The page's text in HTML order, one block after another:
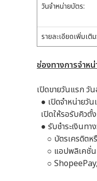
วันจำหน่ายบัตร:
รายละเอียดเพิ่มเติม:
ช่องทางการจำห
เปิดขายวันแรก วั
● เปิดจำหน่ายวั
เปิดให้รอรับคิวตั้
● รับชำระเงินทาง:
○ บัตรเครดิต
○ แอปพลิเคชั่
○